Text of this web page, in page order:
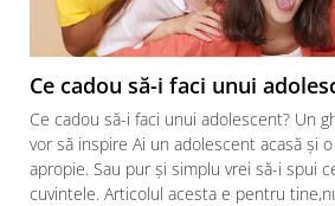
Ce cadou să-i faci unui
Ce cadou să-i faci unui adolescent? Un
vor să inspire Ai un adolescent acasă și
apropie. Sau pur și simplu vrei să-i spui
cuvintele. Articolul acesta e pentru